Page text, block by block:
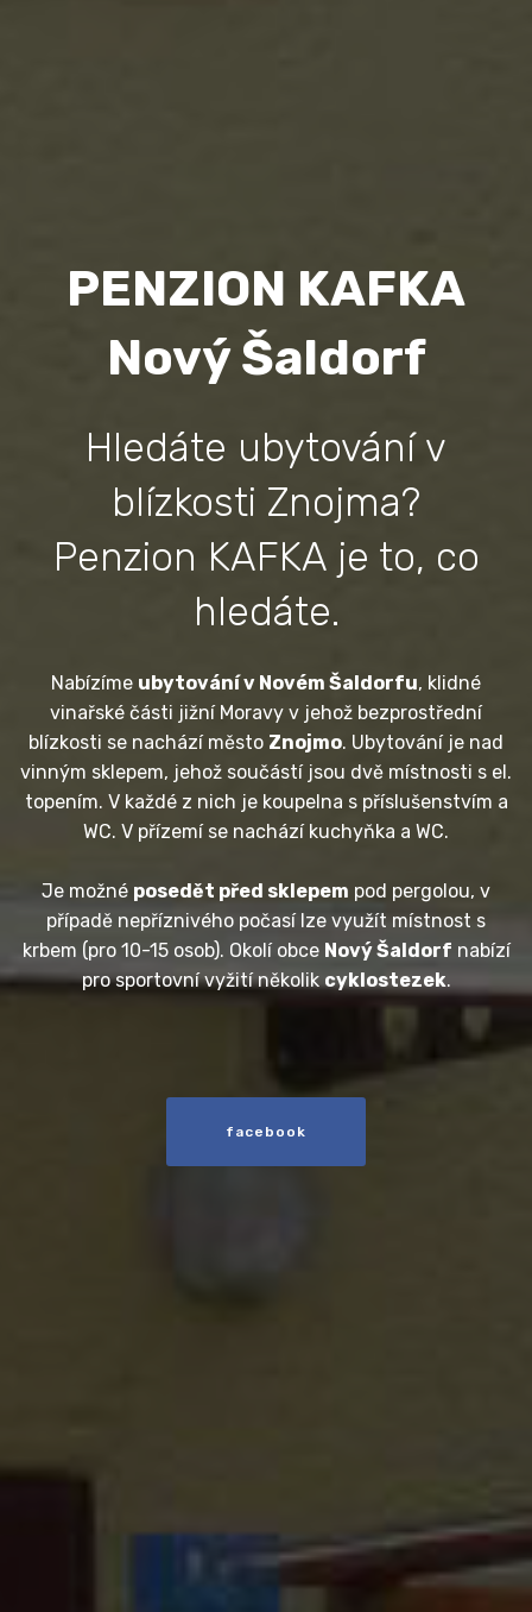
PENZION KAFKA
Nový Šaldorf
Hledáte ubytování v
blízkosti Znojma?
Penzion KAFKA je to, co
hledáte.
Nabízíme ubytování v Novém Šaldorfu, klidné
vinařské části jižní Moravy v jehož bezprostřední
blízkosti se nachází město Znojmo. Ubytování je nad
vinným sklepem, jehož součástí jsou dvě místnosti s el.
topením. V každé z nich je koupelna s příslušenstvím a
WC. V přízemí se nachází kuchyňka a WC.
Je možné posedět před sklepem pod pergolou, v
případě nepříznivého počasí lze využít místnost s
krbem (pro 10-15 osob). Okolí obce Nový Šaldorf nabízí
pro sportovní vyžití několik cyklostezek.
facebook